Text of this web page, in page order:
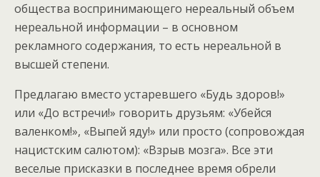
общества воспринимающего нереальный объем
нереальной информации – в основном
рекламного содержания, то есть нереальной в
высшей степени.
Предлагаю вместо устаревшего «Будь здоров!»
или «До встречи!» говорить друзьям: «Убейся
валенком!», «Выпей яду!» или просто (сопровождая
нацистским салютом): «Взрыв мозга». Все эти
веселые присказки в последнее время обрели